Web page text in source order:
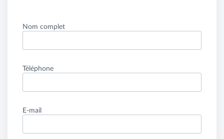
Nom complet
Téléphone
E-mail